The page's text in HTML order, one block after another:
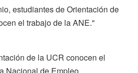
estudiantes de Orientación de
el trabajo de la ANE."
de la UCR conocen el